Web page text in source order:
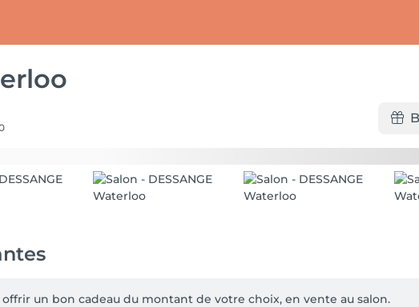
offrir un bon cadeau du montant de votre choix, en vente au salon.